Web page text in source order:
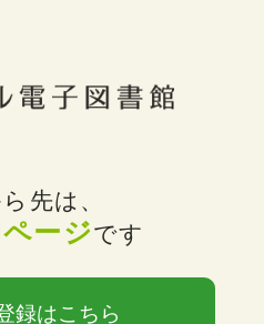
先は、
ージです
録はこちら